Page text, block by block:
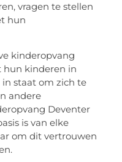
vragen te stellen
hun
kinderopvang
hun kinderen in
staat om zich te
andere
Deventer
is van elke
om dit vertrouwen